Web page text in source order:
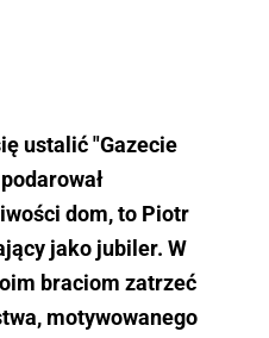
ustalić "Gazecie
dom, to Piotr
jako jubiler. W
braciom zatrzeć
motywowanego